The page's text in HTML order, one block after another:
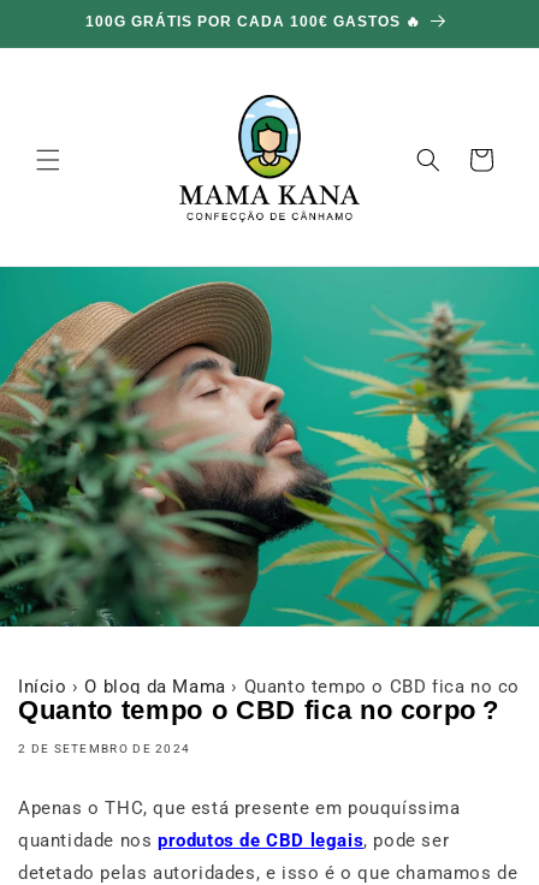
ir para o
conteúdo
100G GRÁTIS POR CADA 100€ GASTOS 🔥
Carrinho
Início › O blog da Mama › Quanto tempo o CBD fica no
Quanto tempo o CBD fica no corpo ?
2 DE SETEMBRO DE 2024
Apenas o THC, que está presente em pouquíssima
quantidade nos produtos de CBD legais, pode ser
detetado pelas autoridades, e isso é o que chamamos de